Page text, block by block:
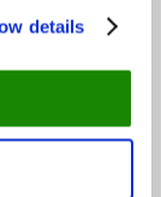
details
ind til byen.